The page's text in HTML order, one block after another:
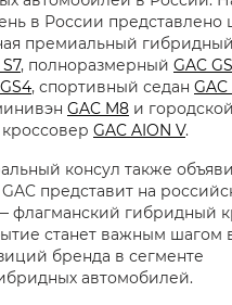
в России представлено
премиальный гибридный
, полноразмерный GAC
, спортивный седан
GAC M8 и городской
GAC AION V.
консул также
представит на
флагманский гибридный
станет важным шагом
бренда в сегменте
автомобилей.